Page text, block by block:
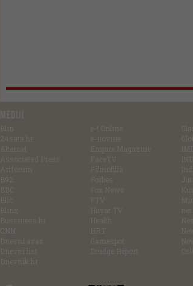
MEDIJI
Blin
24sata.hr
Alternet
Associated Press
Artforum
B92
BBC
Blic
Blinx
Bussiness.hr
CNN
Dnevni avaz
Dnevni list
Dnevnik.hr
e-! Online
e-novine
Empire Magazine
FaceTV
Filmofilia
Forbes
Fox News
FTV
Hayat TV
Health
HRT
Gamespot
Drudge Report